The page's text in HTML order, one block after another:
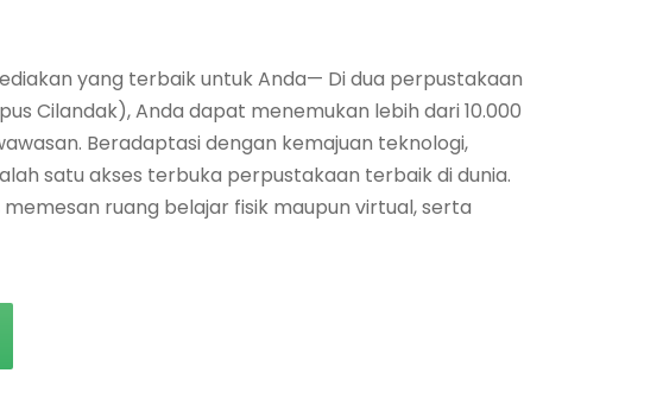
yang terbaik untuk Anda— Di dua perpustakaan
Cilandak), Anda dapat menemukan lebih dari 10.000
Beradaptasi dengan kemajuan teknologi,
satu akses terbuka perpustakaan terbaik di dunia.
ruang belajar fisik maupun virtual, serta